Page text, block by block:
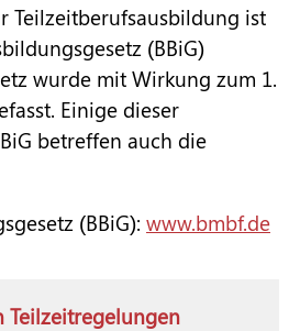
Teilzeitberufsausbildung ist
(BBiG)
wurde mit Wirkung zum 1.
Einige dieser
betreffen auch die
(BBiG): www.bmbf.de
Teilzeitregelungen